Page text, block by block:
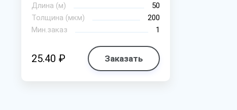
Длина (м)
50
Толщина (мкм)
200
Мин.заказ
1
25.40 ₽ Заказать